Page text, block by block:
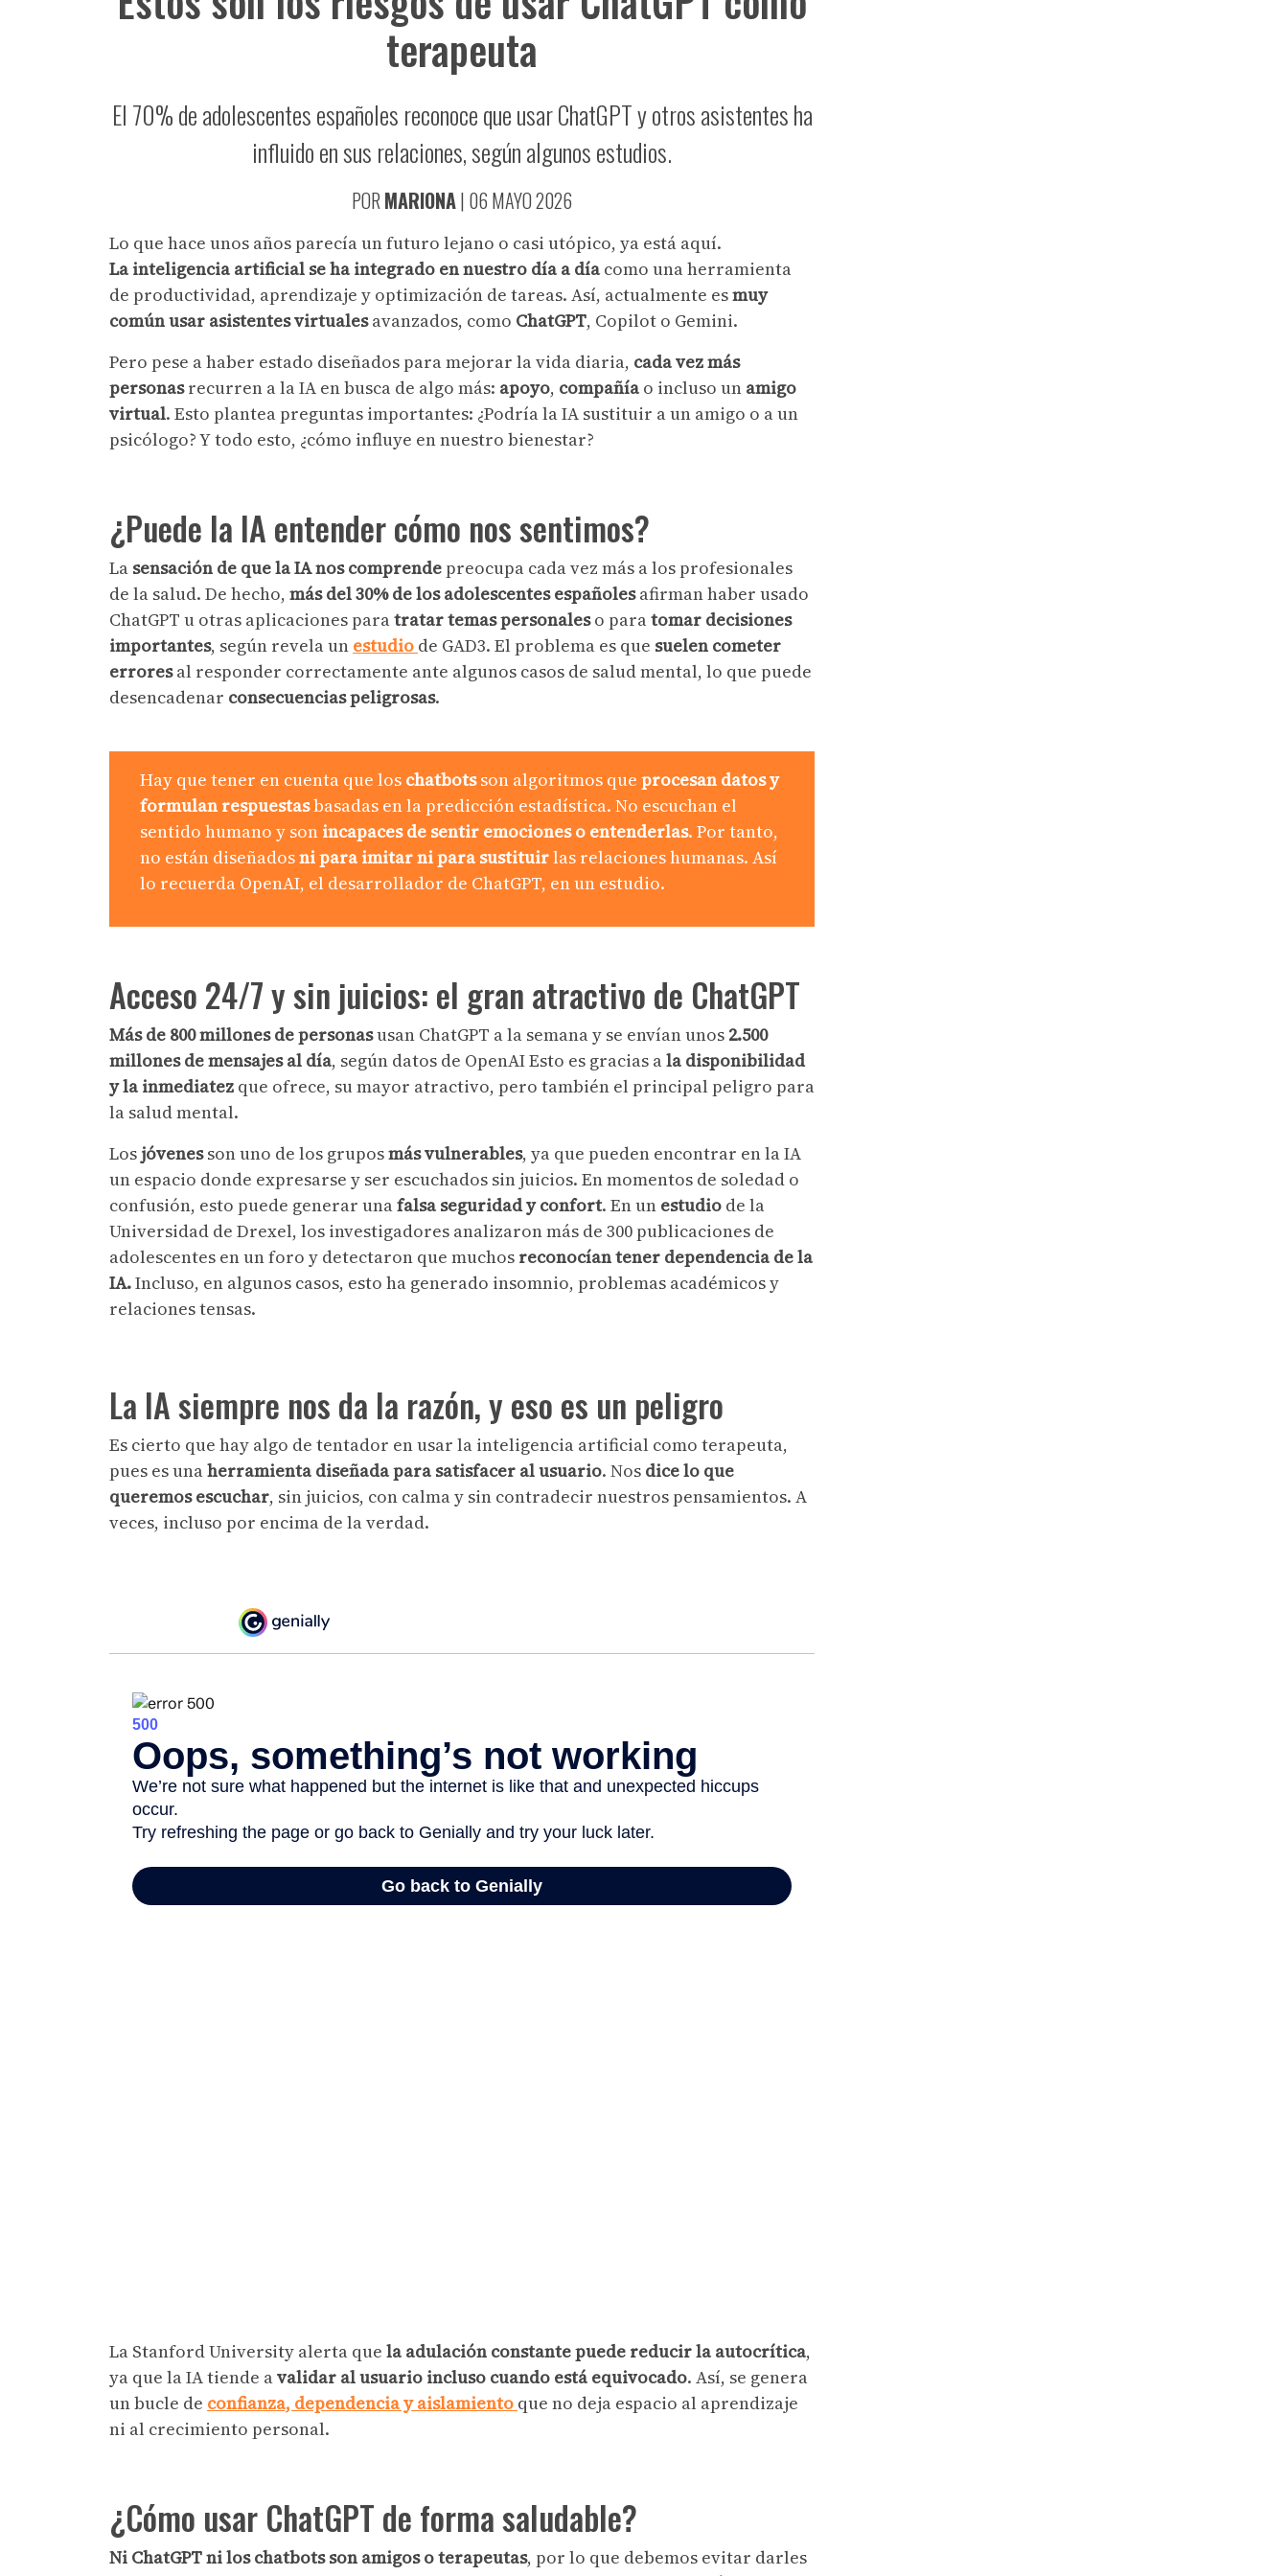
terapeuta
El 70% de adolescentes españoles reconoce que usar ChatGPT y otros asistentes ha
influido en sus relaciones, según algunos estudios.
POR MARIONA| 06 MAYO 2026
Lo que hace unos años parecía un futuro lejano o casi utópico, ya está aquí.
La inteligencia artificial se ha integrado en nuestro día a día como una herramienta
de productividad, aprendizaje y optimización de tareas. Así, actualmente esmuy
común usar asistentes virtualesavanzados, como ChatGPT, Copilot o Gemini.
Pero pese a haber estado diseñados para mejorar la vida diaria, cada vez más
personasrecurren a la IA en busca de algo más: apoyo, compañía o incluso un amigo
virtual. Esto plantea preguntas importantes: ¿Podría la IA sustituir a un amigo o a un
psicólogo? Y todo esto, ¿cómo influye en nuestro bienestar?
¿Puede la IA entender cómo nos sentimos?
La sensación de que la IA nos comprende preocupa cada vez más a los profesionales
de la salud. De hecho, más del 30% de los adolescentes españolesafirman haber usado
ChatGPT u otras aplicaciones paratratar temas personaleso paratomar decisiones
importantes, según revela un estudio de GAD3. El problema es que suelen cometer
erroresal responder correctamente ante algunos casos de salud mental, lo que puede
desencadenar consecuencias peligrosas.
Hay que tener en cuenta que los chatbotsson algoritmos que procesan datos y
formulan respuestasbasadas en la predicción estadística. No escuchan el
sentido humano y son incapaces de sentir emociones o entenderlas. Por tanto,
no están diseñadosni para imitar ni para sustituirlas relaciones humanas. Así
lo recuerda OpenAI, el desarrollador de ChatGPT, en un estudio.
Acceso 24/7 y sin juicios: el gran atractivo de ChatGPT
Más de 800 millones de personasusan ChatGPT a la semana y se envían unos 2.500
millones de mensajes al día, según datos de OpenAI Esto es gracias ala disponibilidad
y la inmediatez que ofrece, su mayor atractivo, pero también el principal peligro para
la salud mental.
Los jóvenesson uno de los gruposmás vulnerables, ya que pueden encontrar en la IA
un espacio donde expresarse y ser escuchados sin juicios. En momentos de soledad o
confusión, esto puede generar unafalsa seguridad y confort. En un estudio de la
Universidad de Drexel, los investigadores analizaron más de 300 publicaciones de
adolescentes en un foro y detectaron que muchos reconocían tener dependencia de la
IA.Incluso, en algunos casos, esto ha generado insomnio, problemas académicos y
relaciones tensas.
La IA siempre nos da la razón, y eso es un peligro
Es cierto que hay algo de tentador en usar la inteligencia artificial como terapeuta,
pues es unaherramienta diseñada para satisfacer al usuario. Nos dice lo que
queremos escuchar, sin juicios, con calma y sin contradecir nuestros pensamientos. A
veces, incluso por encima de la verdad.
La Stanford University alerta que la adulación constante puede reducir la autocrítica,
ya que la IA tiende avalidar al usuario incluso cuando está equivocado. Así, se genera
un bucle de confianza, dependencia y aislamiento que no deja espacio al aprendizaje
ni al crecimiento personal.
¿Cómo usar ChatGPT de forma saludable?
Ni ChatGPT ni los chatbots son amigos o terapeutas, por lo que debemos evitar darles